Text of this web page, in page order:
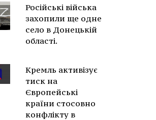
Російські війська
захопили ще одне
село в Донецькій
області.
Кремль активізує
тиск на
Європейські
країни стосовно
конфлікту в